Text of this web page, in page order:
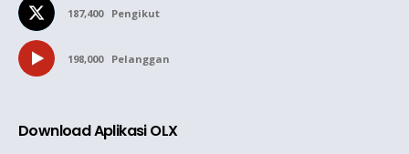
187,400 Pengikut
198,000 Pelanggan
Download Aplikasi OLX